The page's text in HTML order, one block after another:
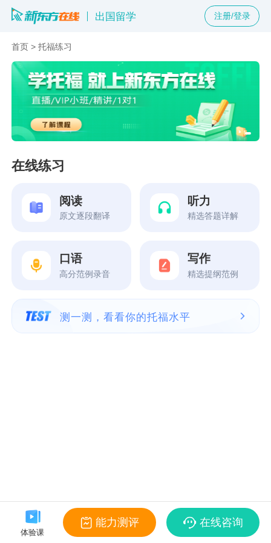
出国留学 注册/登录
首页 >托福练习
在线练习
阅读
原文逐段翻译
听力
精选答题详解
口语
高分范例录音
写作
精选提纲范例
测一测，看看你的托福水平
体验课
能力测评 在线咨询